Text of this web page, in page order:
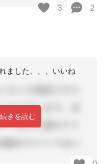
3 2
ました、、、いいね
きを読む